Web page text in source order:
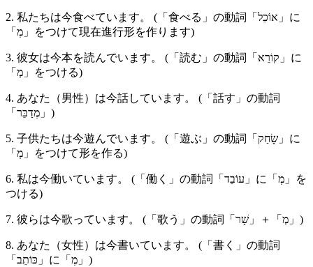
2. 私たちは今食べています。 (「食べる」の動詞「אוֹכֵל」に
「מְ」をつけて現在進行形を作ります)
3. 彼女は今本を読んでいます。 (「読む」の動詞「קוֹרֵא」に
「מְ」をつける)
4. あなた（男性）は今話しています。 (「話す」の動詞
「מְדַבֵּר」)
5. 子供たちは今遊んでいます。 (「遊ぶ」の動詞「שָׂחַק」に
「מְ」をつけて形を作る)
6. 私は今働いています。 (「働く」の動詞「עוֹבֵד」に「מְ」を
つける)
7. 彼らは今歌っています。 (「歌う」の動詞「שָׁר」＋「מְ」)
8. あなた（女性）は今書いています。 (「書く」の動詞
「כּוֹתֵב」に「מְ」)